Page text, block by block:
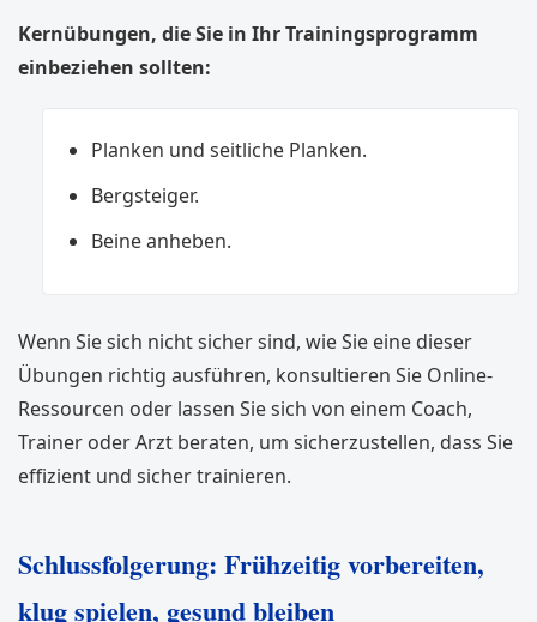
Kernübungen, die Sie in Ihr Trainingsprogramm
einbeziehen sollten:
Planken und seitliche Planken.
Bergsteiger.
Beine anheben.
Wenn Sie sich nicht sicher sind, wie Sie eine dieser
Übungen richtig ausführen, konsultieren Sie Online-
Ressourcen oder lassen Sie sich von einem Coach,
Trainer oder Arzt beraten, um sicherzustellen, dass Sie
effizient und sicher trainieren.
Schlussfolgerung: Frühzeitig vorbereiten,
klug spielen, gesund bleiben